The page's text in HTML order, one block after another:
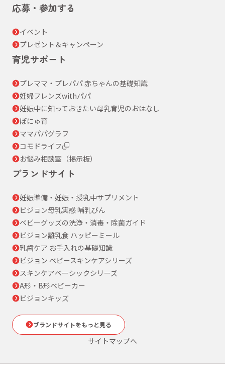
応募・参加する
イベント
プレゼント＆キャンペーン
育児サポート
プレママ・プレパパ 赤ちゃんの基礎知識
妊婦フレンズwithパパ
妊娠中に知っておきたい母乳育児のおはなし
ぼにゅ育
ママパパグラフ
コモドライフ
お悩み相談室（掲示板）
ブランドサイト
妊娠準備・妊娠・授乳中サプリメント
ピジョン母乳実感 哺乳びん
ベビーグッズの洗浄・消毒・除菌ガイド
ピジョン離乳食 ハッピーミール
乳歯ケア お手入れの基礎知識
ピジョン ベビースキンケアシリーズ
スキンケアベーシックシリーズ
A形・B形ベビーカー
ピジョンキッズ
ブランドサイトをもっと見る
サイトマップへ